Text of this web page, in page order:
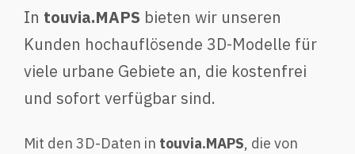
In touvia.MAPS bieten wir unseren
Kunden hochauflösende 3D-Modelle für
viele urbane Gebiete an, die kostenfrei
und sofort verfügbar sind.
Mit den 3D-Daten in touvia.MAPS, die von